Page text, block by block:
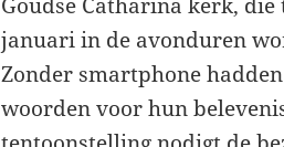
januari in de avonduren
Zonder smartphone
woorden voor hun